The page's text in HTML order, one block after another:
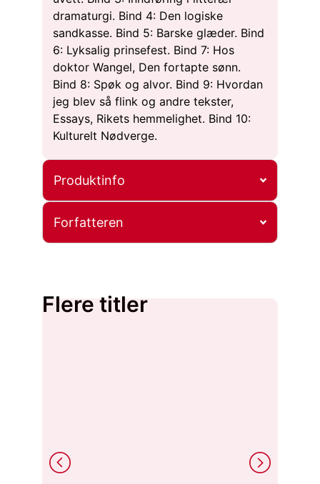
dramaturgi. Bind 4: Den logiske
sandkasse. Bind 5: Barske glæder. Bind
6: Lyksalig prinsefest. Bind 7: Hos
doktor Wangel, Den fortapte sønn.
Bind 8: Spøk og alvor. Bind 9: Hvordan
jeg blev så flink og andre tekster,
Essays, Rikets hemmelighet. Bind 10:
Kulturelt Nødverge.
Produktinfo
Forfatteren
Flere titler